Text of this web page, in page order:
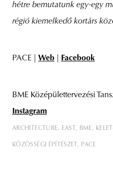
hétre bemutatunk egy-egy
régió kiemelkedő kortárs
PACE | Web Facebook
BME Középülettervezési
Instagram
ARCHITECTURE EAST BME
KÖZÖSSÉGI ÉPÍTÉSZET PACE